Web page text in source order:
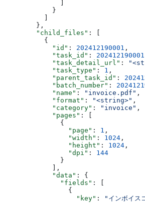
            }
        },
        "child_files"
: [
          {
            "id"
: 202412190001 ,
            "task_id"
: 202412190001
            "task_detail_url"
:
            "task_type"
: 1 ,
            "parent_task_id"
:
            "batch_number"
:
            "name"
: "invoice.pdf" ,
            "format"
: "<string>" ,
            "category"
: "invoice" ,
            "pages"
: [
              {
                "page"
: 1 ,
                "width"
: 1024 ,
                "height"
: 1024 ,
                "dpi"
: 144
              }
            ],
            "data"
: {
              "fields"
: [
                {
                  "key"
: "インボイス